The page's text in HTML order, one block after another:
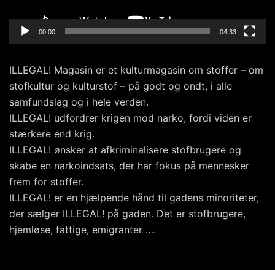
00:00 04:33
ILLEGAL! Magasin er et kulturmagasin om stoffer – om
stofkultur og kulturstof – på godt og ondt, i alle
samfundslag og i hele verden.
ILLEGAL! udfordrer krigen mod narko, fordi viden er
stærkere end krig.
ILLEGAL! ønsker at afkriminalisere stofbrugere og
skabe en narkoindsats, der har fokus på mennesker
frem for stoffer.
ILLEGAL! er en hjælpende hånd til gadens minoriteter,
der sælger ILLEGAL! på gaden. Det er stofbrugere,
hjemløse, fattige, emigranter ….